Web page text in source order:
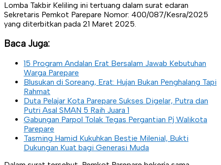
Lomba Takbir Keliling ini tertuang dalam surat edaran
Sekretaris Pemkot Parepare Nomor: 400/087/Kesra/2025
yang diterbitkan pada 21 Maret 2025.
Baca Juga:
15 Program Andalan Erat Bersalam Jawab Kebutuhan
Warga Parepare
Blusukan di Soreang, Erat: Hujan Bukan Penghalang Tapi
Rahmat
Duta Pelajar Kota Parepare Sukses Digelar, Putra dan
Putri Asal SMAN 5 Raih Juara 1
Gabungan Parpol Tolak Tegas Pergantian Pj Walikota
Parepare
Tasming Hamid Kukuhkan Bestie Milenial, Bukti
Dukungan Kuat bagi Generasi Muda